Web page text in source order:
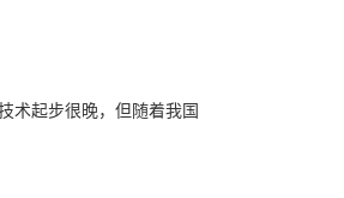
术起步很晚，但随着我国